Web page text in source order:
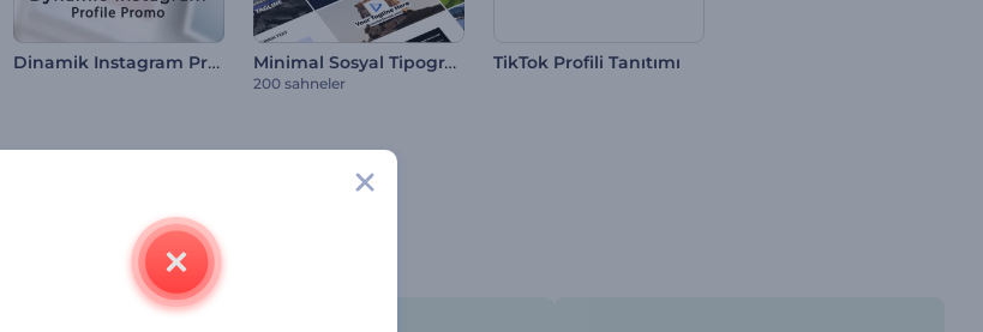
Dinamik Instagram Profili Tanıtımı Minimal Sosyal Tipografi
200 sahneler
TikTok Profili Tanıtımı
en iyi şekilde tanıtın